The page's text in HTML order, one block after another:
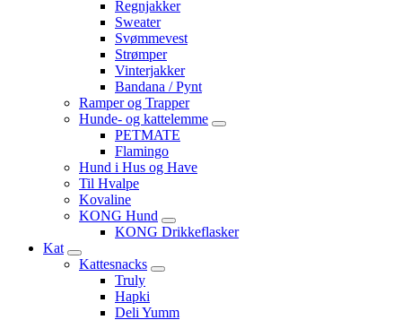
Regnjakker
Sweater
Svømmevest
Strømper
Vinterjakker
Bandana / Pynt
Ramper og Trapper
Hunde- og kattelemme
PETMATE
Flamingo
Hund i Hus og Have
Til Hvalpe
Kovaline
KONG Hund
KONG Drikkeflasker
Kat
Kattesnacks
Truly
Hapki
Deli Yumm